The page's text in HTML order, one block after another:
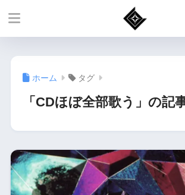
ホーム タグ
「CDほぼ全部歌う」の記